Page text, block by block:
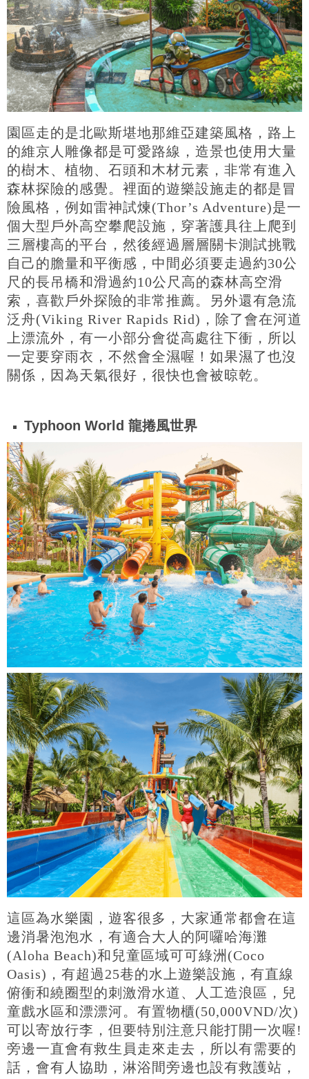
園區走的是北歐斯堪地那維亞建築風格，路上
的維京人雕像都是可愛路線，造景也使用大量
的樹木、植物、石頭和木材元素，非常有進入
森林探險的感覺。裡面的遊樂設施走的都是冒
險風格，例如雷神試煉(Thor’s Adventure)是一
個大型戶外高空攀爬設施，穿著護具往上爬到
三層樓高的平台，然後經過層層關卡測試挑戰
自己的膽量和平衡感，中間必須要走過約30公
尺的長吊橋和滑過約10公尺高的森林高空滑
索，喜歡戶外探險的非常推薦。另外還有急流
泛舟(Viking River Rapids Rid)，除了會在河道
上漂流外，有一小部分會從高處往下衝，所以
一定要穿雨衣，不然會全濕喔！如果濕了也沒
關係，因為天氣很好，很快也會被晾乾。
Typhoon World 龍捲風世界
這區為水樂園，遊客很多，大家通常都會在這
邊消暑泡泡水，有適合大人的阿囉哈海灘
(Aloha Beach)和兒童區域可可綠洲(Coco
Oasis)，有超過25巷的水上遊樂設施，有直線
俯衝和繞圈型的刺激滑水道、人工造浪區，兒
童戲水區和漂漂河。有置物櫃(50,000VND/次)
可以寄放行李，但要特別注意只能打開一次喔!
旁邊一直會有救生員走來走去，所以有需要的
話，會有人協助，淋浴間旁邊也設有救護站，